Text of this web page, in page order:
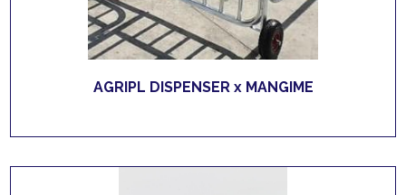
AGRIPL DISPENSER x MANGIME